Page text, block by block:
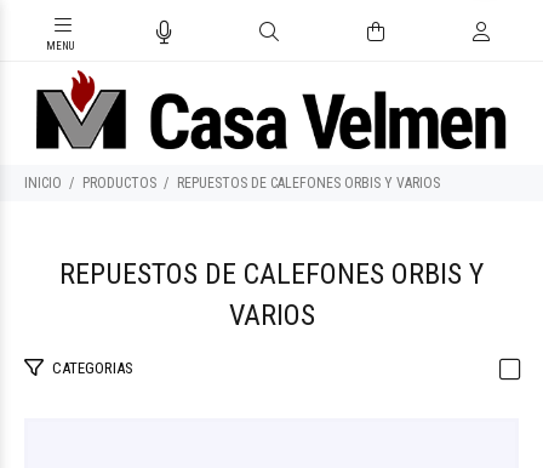
INICIO PRODUCTOS REPUESTOS DE CALEFONES ORBIS Y VARIOS
REPUESTOS DE CALEFONES ORBIS Y
VARIOS
CATEGORIAS